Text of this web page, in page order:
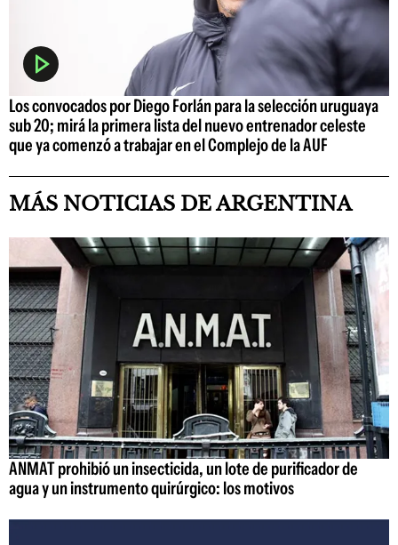
Los convocados por Diego Forlán para la selección uruguaya
sub 20; mirá la primera lista del nuevo entrenador celeste
que ya comenzó a trabajar en el Complejo de la AUF
MÁS NOTICIAS DE ARGENTINA
ANMAT prohibió un insecticida, un lote de purificador de
agua y un instrumento quirúrgico: los motivos